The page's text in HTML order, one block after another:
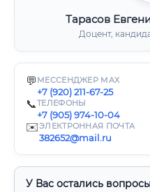
Тарасов
Доцент,
💬 МЕССЕНДЖЕР MAX
+7 (920) 211-67-25
📞ТЕЛЕФОНЫ
+7 (905) 974-10-04
✉️ЭЛЕКТРОННАЯ ПОЧТА
382652@mail.ru
У Вас остались